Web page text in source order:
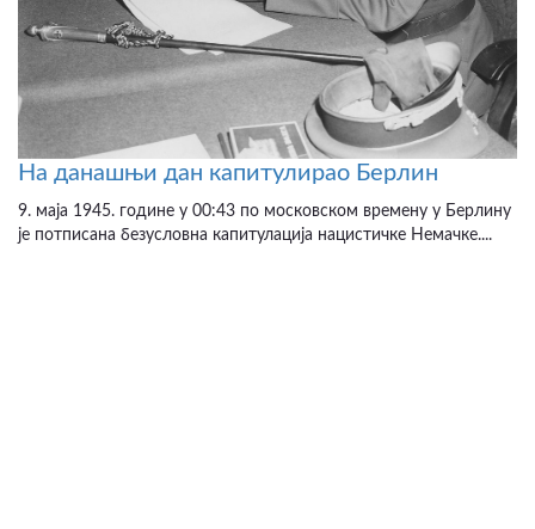
На данашњи дан капитулирао Берлин
9. маја 1945. године у 00:43 по московском времену у Берлину
је потписана безусловна капитулација нацистичке Немачке....